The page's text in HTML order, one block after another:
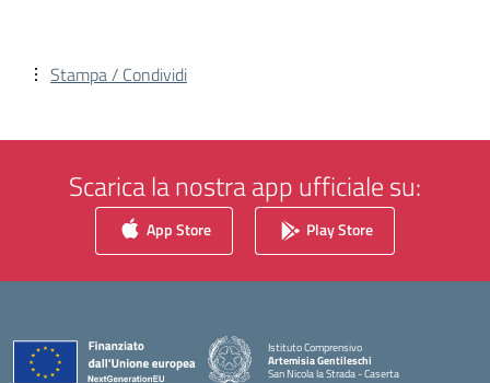
Stampa / Condividi
Scarica la nostra app ufficiale su:
App Store Play Store
Istituto Comprensivo
Artemisia Gentileschi
San Nicola la Strada - Caserta